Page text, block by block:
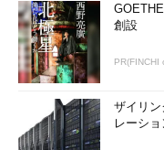
創設
PR(FINCHI
ザイリン
レーシ